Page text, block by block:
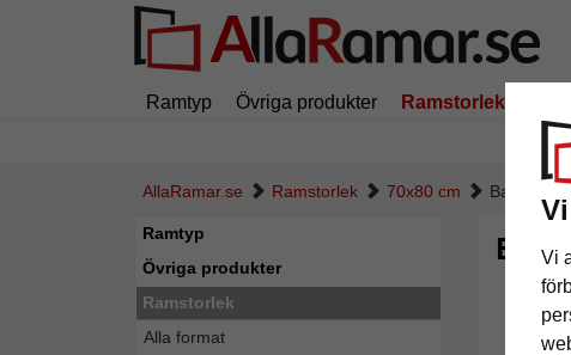
Vi
Ramtyp Övriga produkter Ramstorlek
AllaRamar.se Ramstorlek 70x80 cm Barockram
Ramtyp
Övriga produkter
Ramstorlek
Alla format